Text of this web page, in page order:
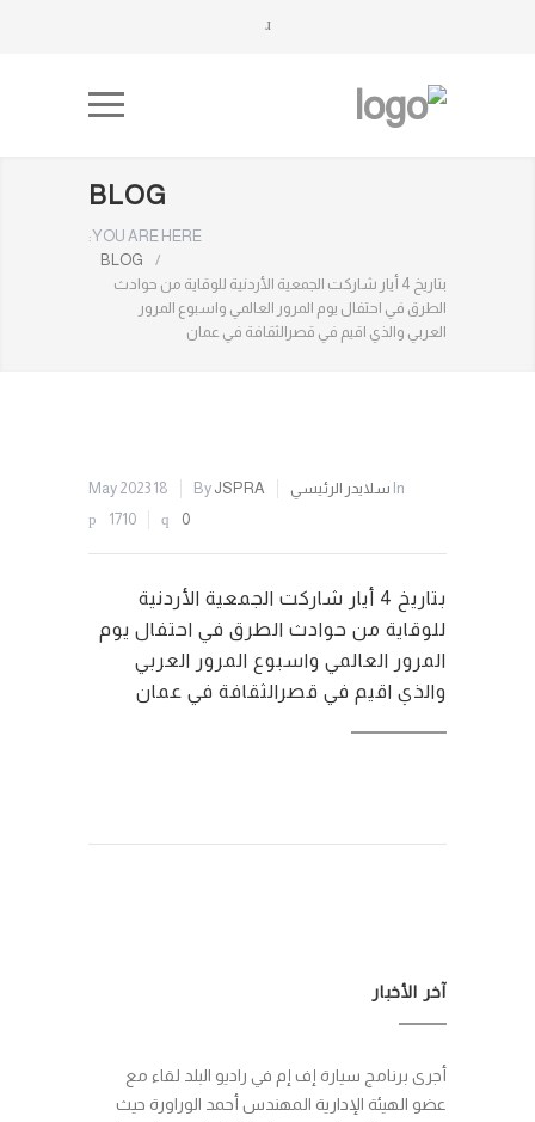
BLOG
YOU ARE HERE:
BLOG
/
بتاريخ 4 أيار شاركت الجمعية الأردنية للوقاية من حوادث
الطرق في احتفال يوم المرور العالمي واسبوع المرور
العربي والذي اقيم في قصرالثقافة في عمان
18 May 2023 By JSPRA In سلايدر الرئيسي
1710
0
بتاريخ 4 أيار شاركت الجمعية الأردنية
للوقاية من حوادث الطرق في احتفال يوم
المرور العالمي واسبوع المرور العربي
والذي اقيم في قصرالثقافة في عمان
آخر الأخبار
أجرى برنامج سيارة إف إم في راديو البلد لقاء مع
عضو الهيئة الإدارية المهندس أحمد الوراورة حيث